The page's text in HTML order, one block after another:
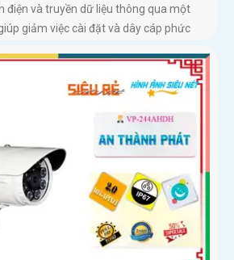
điện và truyền dữ liệu thông qua một
giảm việc cài đặt và dây cáp phức